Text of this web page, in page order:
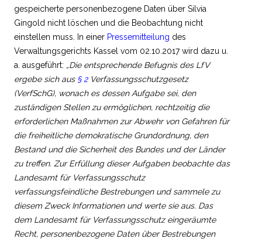
gespeicherte personenbezogene Daten über Silvia
Gingold nicht löschen und die Beobachtung nicht
einstellen muss. In einer Pressemitteilung des
Verwaltungsgerichts Kassel vom 02.10.2017 wird dazu u.
a. ausgeführt: „Die entsprechende Befugnis des LfV
ergebe sich aus § 2Verfassungsschutzgesetz
(VerfSchG), wonach es dessen Aufgabe sei, den
zuständigen Stellen zu ermöglichen, rechtzeitig die
erforderlichen Maßnahmen zur Abwehr von Gefahren für
die freiheitliche demokratische Grundordnung, den
Bestand und die Sicherheit des Bundes und der Länder
zu treffen. Zur Erfüllung dieser Aufgaben beobachte das
Landesamt für Verfassungsschutz
verfassungsfeindliche Bestrebungen und sammele zu
diesem Zweck Informationen und werte sie aus. Das
dem Landesamt für Verfassungsschutz eingeräumte
Recht, personenbezogene Daten über Bestrebungen